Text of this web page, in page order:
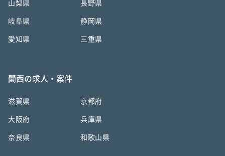
山梨県 長野県
岐阜県 静岡県
愛知県 三重県
関西の求人・案件
滋賀県 京都府
大阪府 兵庫県
奈良県 和歌山県